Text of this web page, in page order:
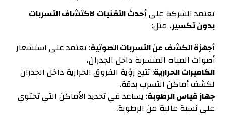
تعتمد الشركة علىأحدث التقنيات لاكتشاف التسربات
بدون تكسير، مثل:
أجهزة الكشف عن التسربات الصوتية: تعتمد على استشعار
أصوات المياه المتسربة داخل الجدران.
الكاميرات الحرارية: تتيح رؤية الفروق الحرارية داخل الجدران
لكشف أماكن التسرب بدقة.
جهاز قياس الرطوبة: يساعد في تحديد الأماكن التي تحتوي
على نسبة عالية من الرطوبة.